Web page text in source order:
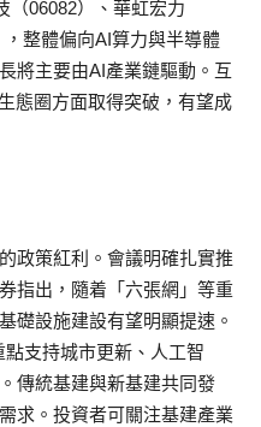
（06082）、華虹宏力
，整體偏向AI算力與半導體
將主要由AI產業鏈驅動。互
態圈方面取得突破，有望成
政策紅利。會議明確扎實推
指出，隨着「六張網」等重
礎設施建設有望明顯提速。
支持城市更新、人工智
傳統基建與新基建共同發
求。投資者可關注基建產業